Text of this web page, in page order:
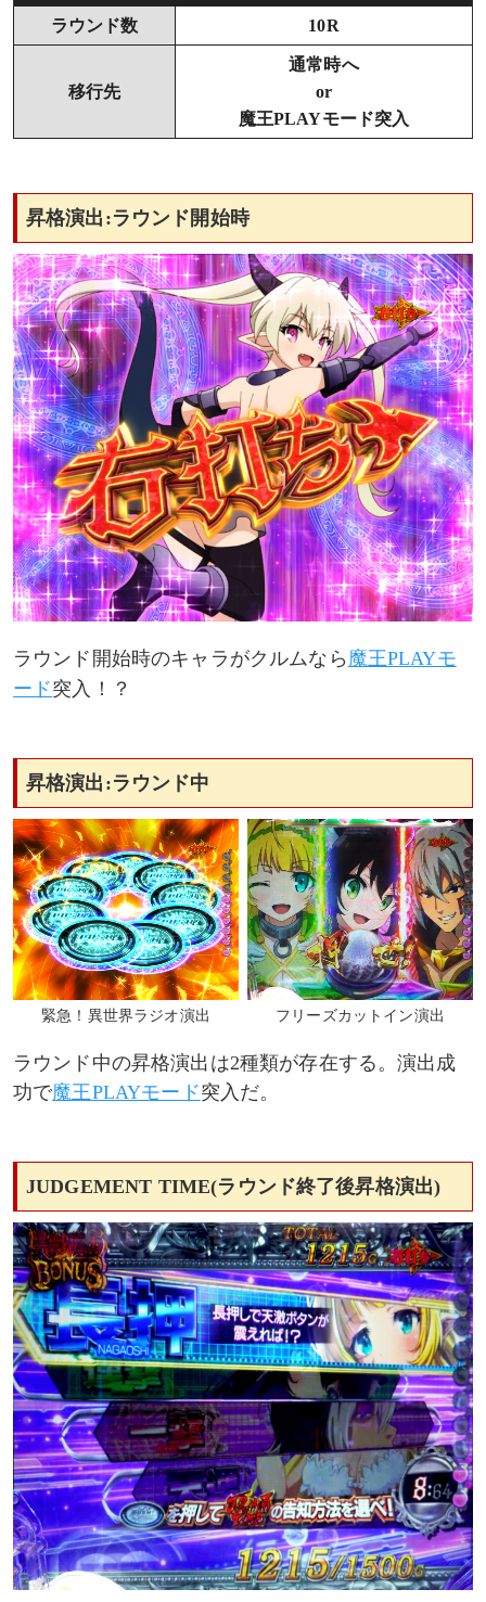
ラウンド数 10R
移行先
通常時へ
or
魔王PLAYモード突入
昇格演出:ラウンド開始時
ラウンド開始時のキャラがクルムなら 魔王PLAYモ
ード突入！？
昇格演出:ラウンド中
緊急！異世界ラジオ演出 フリーズカットイン演出
ラウンド中の昇格演出は2種類が存在する。演出成
功で魔王PLAYモード突入だ。
JUDGEMENT TIME(ラウンド終了後昇格演出)